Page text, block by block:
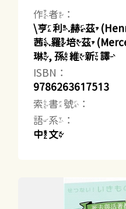
作者：
\亨利.赫茲
茜.羅培茲
琳, 孫維新譯
ISBN：
9786263617513
索書號：
語系：
中文